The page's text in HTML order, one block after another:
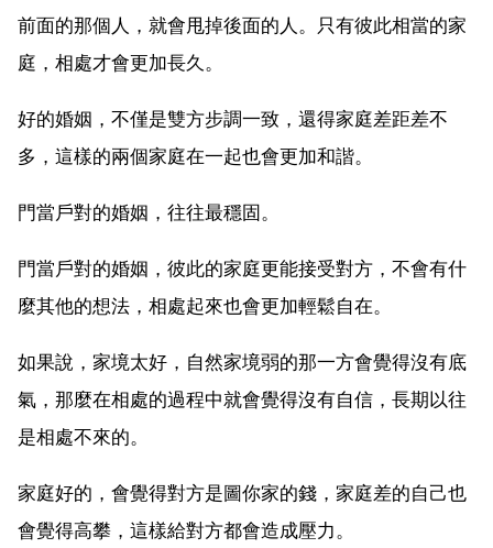
前面的那個人，就會甩掉後面的人。只有彼此相當的家
庭，相處才會更加長久。
好的婚姻，不僅是雙方步調一致，還得家庭差距差不
多，這樣的兩個家庭在一起也會更加和諧。
門當戶對的婚姻，往往最穩固。
門當戶對的婚姻，彼此的家庭更能接受對方，不會有什
麼其他的想法，相處起來也會更加輕鬆自在。
如果說，家境太好，自然家境弱的那一方會覺得沒有底
氣，那麼在相處的過程中就會覺得沒有自信，長期以往
是相處不來的。
家庭好的，會覺得對方是圖你家的錢，家庭差的自己也
會覺得高攀，這樣給對方都會造成壓力。